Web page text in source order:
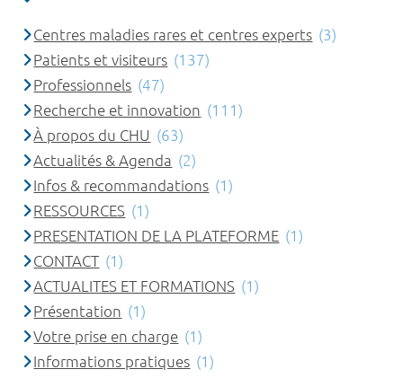
Centres maladies rares et centres experts (3)
Patients et visiteurs (137)
Professionnels (47)
Recherche et innovation (111)
À propos du CHU (63)
Actualités & Agenda (2)
Infos & recommandations (1)
RESSOURCES (1)
PRESENTATION DE LA PLATEFORME (1)
CONTACT (1)
ACTUALITES ET FORMATIONS (1)
Présentation (1)
Votre prise en charge (1)
Informations pratiques (1)